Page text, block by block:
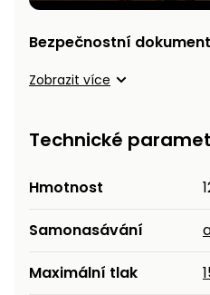
Bezpečnostní
Zobrazit více
Technické
Hmotnost
Samonasávání
Maximální tlak